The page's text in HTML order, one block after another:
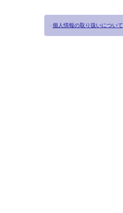
- 個人情報の取り扱いについて